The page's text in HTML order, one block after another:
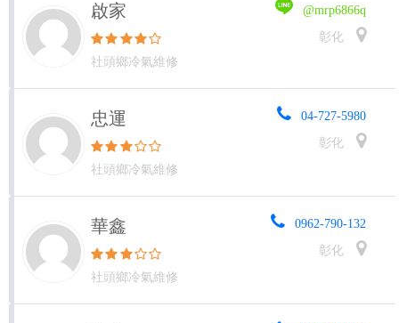
啟家
社頭鄉冷氣維修
@mrp6866q
彰化
忠運
社頭鄉冷氣維修
04-727-5980
彰化
華鑫
社頭鄉冷氣維修
0962-790-132
彰化